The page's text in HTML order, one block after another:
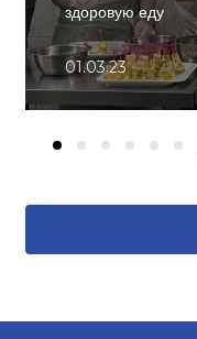
здоровую еду
01.03.23